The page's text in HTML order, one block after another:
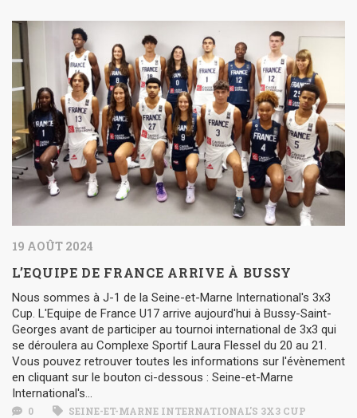
19 AOÛT 2024
L’EQUIPE DE FRANCE ARRIVE À BUSSY
Nous sommes à J-1 de la Seine-et-Marne International's 3x3
Cup. L'Equipe de France U17 arrive aujourd'hui à Bussy-Saint-
Georges avant de participer au tournoi international de 3x3 qui
se déroulera au Complexe Sportif Laura Flessel du 20 au 21.
Vous pouvez retrouver toutes les informations sur l'évènement
en cliquant sur le bouton ci-dessous : Seine-et-Marne
International's...
0 SEINE-ET-MARNE INTERNATIONAL'S 3X3 CUP